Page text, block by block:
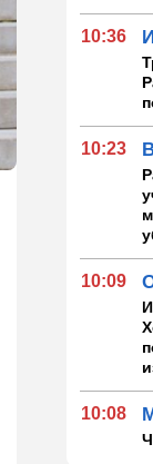
10:36
10:23
10:09
10:08